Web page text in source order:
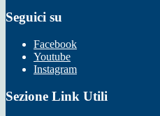
Seguici su
Facebook
Youtube
Instagram
Sezione Link Utili